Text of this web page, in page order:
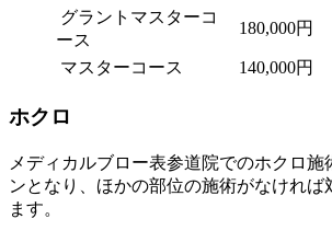
グラントマスターコ
ース
180,000円
マスターコース 140,000円
ホクロ
メディカルブロー表参道院でのホクロ施
ンとなり、ほかの部位の施術がなければ
ます。